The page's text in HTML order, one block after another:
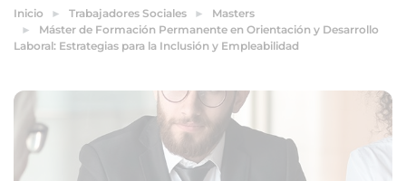
Inicio Trabajadores Sociales
Masters
Máster de Formación Permanente en Orientación y Desarrollo
Laboral: Estrategias para la Inclusión y Empleabilidad